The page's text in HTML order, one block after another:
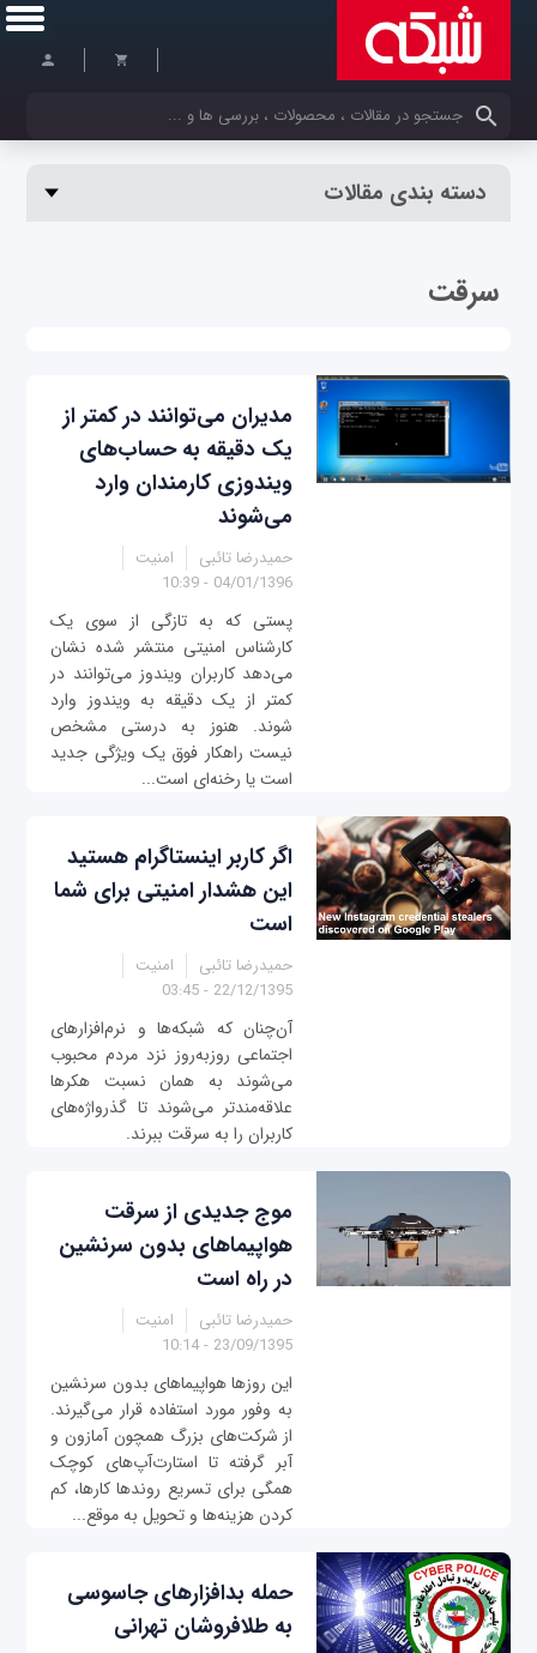
کلمات کلیدی خود را وارد کنید
دسته بندی مقالات
سرقت
مدیران می‌توانند در کمتر از
یک دقیقه به حساب‌‌‌های
ویندوزی کارمندان وارد
می‌شوند
حمیدرضا تائبی
امنیت
04/01/1396 - 10:39
پستی که به تازگی از سوی یک
کارشناس امنیتی منتشر شده نشان
می‌دهد کاربران ویندوز می‌توانند در
کمتر از یک دقیقه به ویندوز وارد
شوند. هنوز به درستی مشخص
نیست راهکار فوق یک ویژگی جدید
است یا رخنه‌‌ای است...
اگر کاربر اینستاگرام هستید
این هشدار امنیتی برای شما
است
حمیدرضا تائبی
امنیت
22/12/1395 - 03:45
آن‌چنان که شبکه‌ها و نرم‌افزارهای
اجتماعی روزبه‌روز نزد مردم محبوب
می‌شوند به همان نسبت هکرها
علاقه‌مندتر می‌شوند تا گذرواژه‌های
کاربران را به سرقت ببرند.
موج جدیدی از سرقت
هواپیماهای بدون سرنشین
در راه است
حمیدرضا تائبی
امنیت
23/09/1395 - 10:14
این روزها هواپیماهای بدون سرنشین
به وفور مورد استفاده قرار می‌گیرند.
از شرکت‌های بزرگ همچون آمازون و
آبر گرفته تا استارت‌آپ‌های کوچک
همگی برای تسریع روندها کارها، کم
کردن هزینه‌ها و تحویل به موقع...
حمله بدافزارهای جاسوسی
به طلافروشان تهرانی